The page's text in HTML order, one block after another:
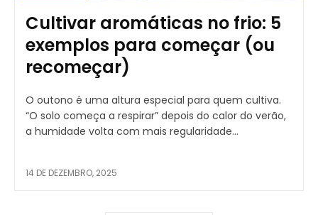
Cultivar aromáticas no frio: 5
exemplos para começar (ou
recomeçar)
O outono é uma altura especial para quem cultiva.
“O solo começa a respirar” depois do calor do verão,
a humidade volta com mais regularidade...
14 DE DEZEMBRO, 2025